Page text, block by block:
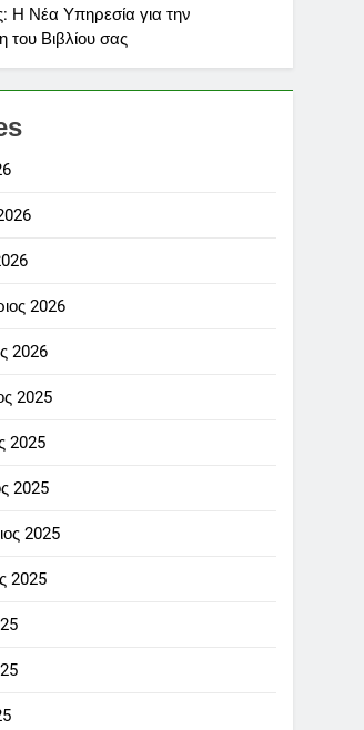
Η Νέα Υπηρεσία για την
Βιβλίου σας
2026
2026
2025
2025
2025
2025
2025